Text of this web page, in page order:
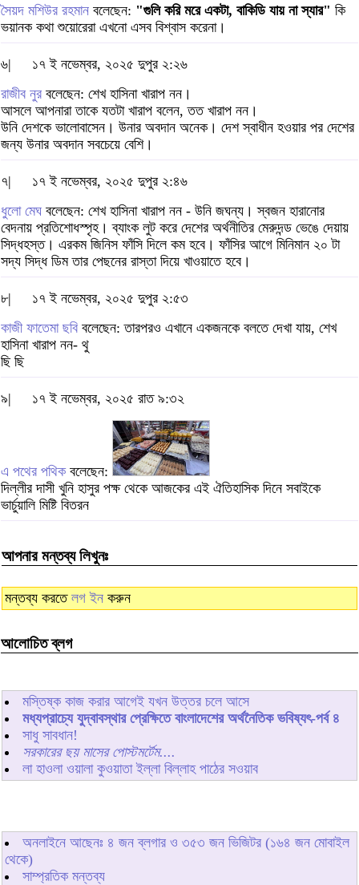
সৈয়দ মশিউর রহমান বলেছেন: "গুলি করি মরে একটা, বাকিডি যায় না স্যার" কি
ভয়ানক কথা শুয়োরেরা এখনো এসব বিশ্বাস করেনা।
৬|
১৭ ই নভেম্বর, ২০২৫ দুপুর ২:২৬
রাজীব নুর বলেছেন: শেখ হাসিনা খারাপ নন।
আসলে আপনারা তাকে যতটা খারাপ বলেন, তত খারাপ নন।
উনি দেশকে ভালোবাসেন। উনার অবদান অনেক। দেশ স্বাধীন হওয়ার পর দেশের
জন্য উনার অবদান সবচেয়ে বেশি।
৭|
১৭ ই নভেম্বর, ২০২৫ দুপুর ২:৪৬
ধুলো মেঘ বলেছেন: শেখ হাসিনা খারাপ নন - উনি জঘন্য। স্বজন হারানোর
বেদনায় প্রতিশোধস্পৃহ। ব্যাংক লুট করে দেশের অর্থনীতির মেরুদন্ড ভেঙে দেয়ায়
সিদ্ধহস্ত। এরকম জিনিস ফাঁসি দিলে কম হবে। ফাঁসির আগে মিনিমান ২০ টা
সদ্য সিদ্ধ ডিম তার পেছনের রাস্তা দিয়ে খাওয়াতে হবে।
৮|
১৭ ই নভেম্বর, ২০২৫ দুপুর ২:৫৩
কাজী ফাতেমা ছবি বলেছেন: তারপরও এখানে একজনকে বলতে দেখা যায়, শেখ
হাসিনা খারাপ নন- থু
ছি ছি
৯| ১৭ ই নভেম্বর, ২০২৫ রাত ৯:৩২
এ পথের পথিকবলেছেন:
দিল্লীর দাসী খুনি হাসুর পক্ষ থেকে আজকের এই ঐতিহাসিক দিনে সবাইকে
ভার্চুয়ালি মিষ্টি বিতরন
আপনার মন্তব্য লিখুনঃ
মন্তব্য করতে লগ ইন করুন
আলোচিত ব্লগ
মস্তিষ্ক কাজ করার আগেই যখন উত্তর চলে আসে
মধ্যপ্রাচ্যে যুদ্বাবস্থার প্রেক্ষিতে বাংলাদেশের অর্থনৈতিক ভবিষ্যৎ-পর্ব ৪
সাধু সাবধান!
সরকারের ছয় মাসের পোস্টমর্টেম....
লা হাওলা ওয়ালা কুওয়াতা ইল্লা বিল্লাহ পাঠের সওয়াব
অনলাইনে আছেনঃ ৪ জন ব্লগার ও ৩৫৩ জন ভিজিটর (১৬৪ জন মোবাইল
থেকে)
সাম্প্রতিক মন্তব্য